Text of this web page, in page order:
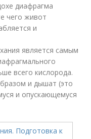
диафрагма
чего живот
и
является самым
всего кислорода.
и дышат (это
и опускающемуся